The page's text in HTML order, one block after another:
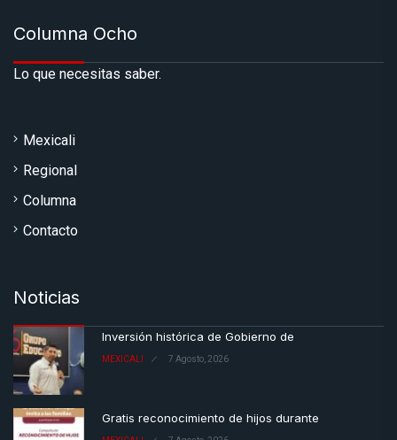
Columna Ocho
Lo que necesitas saber.
Mexicali
Regional
Columna
Contacto
Noticias
Inversión histórica de Gobierno de
MEXICALI 7 Agosto, 2026
Gratis reconocimiento de hijos durante